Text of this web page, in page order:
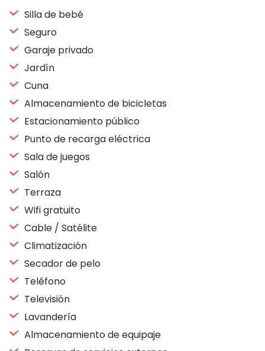
Silla de bebé
Seguro
Garaje privado
Jardín
Cuna
Almacenamiento de bicicletas
Estacionamiento público
Punto de recarga eléctrica
Sala de juegos
Salón
Terraza
Wifi gratuito
Cable / Satélite
Climatización
Secador de pelo
Teléfono
Televisión
Lavandería
Almacenamiento de equipaje